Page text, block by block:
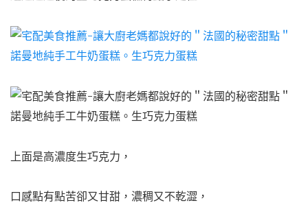
上面是高濃度生巧克力，
口感點有點苦卻又甘甜，濃稠又不乾澀，